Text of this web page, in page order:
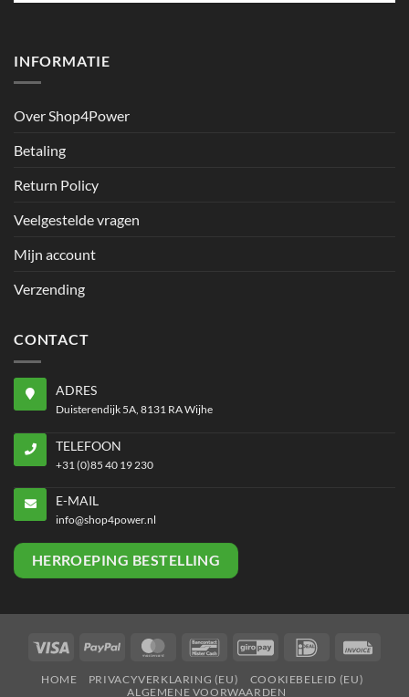
INFORMATIE
Over Shop4Power
Betaling
Return Policy
Veelgestelde vragen
Mijn account
Verzending
CONTACT
ADRES
Duisterendijk 5A, 8131 RA Wijhe
TELEFOON
+31 (0)85 40 19 230
E-MAIL
info@shop4power.nl
HERROEPING BESTELLING
Visa PayPal MasterCardBancontactGiroPay IDeal
HOME PRIVACYVERKLARING (EU)
COOKIEBELEID (EU)
ALGEMENE VOORWAARDEN